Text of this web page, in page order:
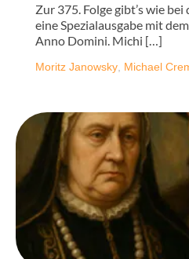
Zur 375. Folge gibt’s wie
eine Spezialausgabe mit
Anno Domini. Michi […]
Moritz Janowsky Michael